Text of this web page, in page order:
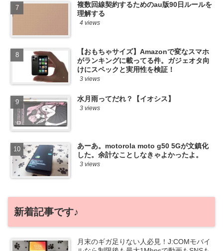
複数回線契約するためのau版90日ルールを
理解する
4 views
【おもちゃサイズ】Amazonで変なスマホ
がランキングに載ってる件。ガジェオタ向
けにスペックと実用性を検証！
3 views
水月雨ってだれ？【イオシス】
3 views
あーあ。motorola moto g50 5Gが文鎮化
した。余計なことしなきゃよかったよ。
3 views
新着記事です♪
月末のギガ足りない人必見！J:COMモバイ